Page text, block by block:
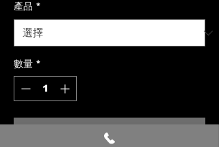
產品 *
數量 *
新增至購物車